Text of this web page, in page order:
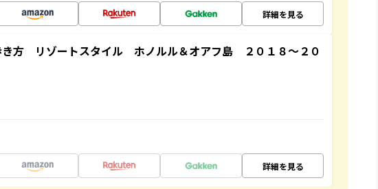
詳細を見る
方 リゾートスタイル ホノルル＆オアフ島 ２０１８～２０
詳細を見る